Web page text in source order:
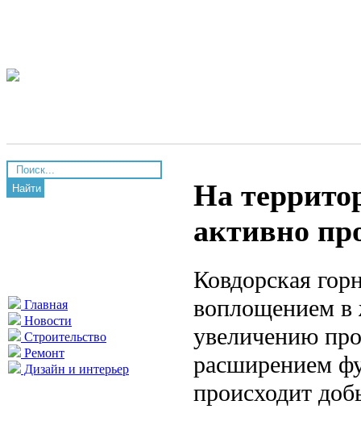
Найти
Главная
Новости
Строительство
Ремонт
Дизайн и интерьер
На
активно
Ковдорская
воплощением в
увеличению
расширением
происходит